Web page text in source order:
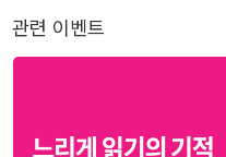
관련 이벤트